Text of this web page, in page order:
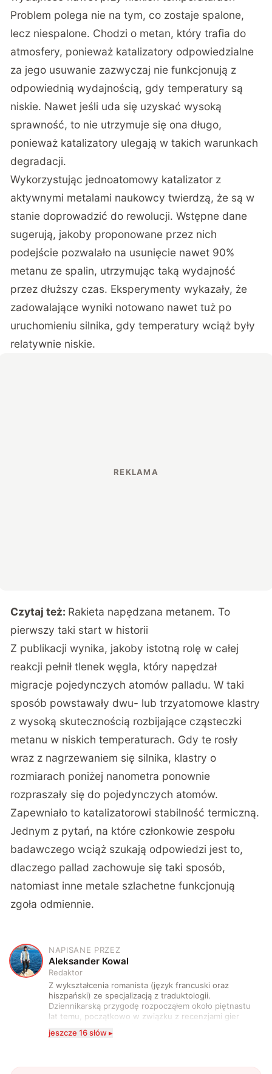
Problem polega nie na tym, co zostaje spalone,
lecz niespalone. Chodzi o metan, który trafia do
atmosfery, ponieważ katalizatory odpowiedzialne
za jego usuwanie zazwyczaj nie funkcjonują z
odpowiednią wydajnością, gdy temperatury są
niskie. Nawet jeśli uda się uzyskać wysoką
sprawność, to nie utrzymuje się ona długo,
ponieważ katalizatory ulegają w takich warunkach
degradacji.
Wykorzystując jednoatomowy katalizator z
aktywnymi metalami naukowcy twierdzą, że są w
stanie doprowadzić do rewolucji. Wstępne dane
sugerują, jakoby proponowane przez nich
podejście pozwalało na usunięcie nawet 90%
metanu ze spalin, utrzymując taką wydajność
przez dłuższy czas. Eksperymenty wykazały, że
zadowalające wyniki notowano nawet tuż po
uruchomieniu silnika, gdy temperatury wciąż były
relatywnie niskie.
Czytaj też: Rakieta napędzana metanem. To
pierwszy taki start w historii
Z publikacji wynika, jakoby istotną rolę w całej
reakcji pełnił tlenek węgla, który napędzał
migracje pojedynczych atomów palladu. W taki
sposób powstawały dwu- lub trzyatomowe klastry
z wysoką skutecznością rozbijające cząsteczki
metanu w niskich temperaturach. Gdy te rosły
wraz z nagrzewaniem się silnika, klastry o
rozmiarach poniżej nanometra ponownie
rozpraszały się do pojedynczych atomów.
Zapewniało to katalizatorowi stabilność termiczną.
Jednym z pytań, na które członkowie zespołu
badawczego wciąż szukają odpowiedzi jest to,
dlaczego pallad zachowuje się taki sposób,
natomiast inne metale szlachetne funkcjonują
zgoła odmiennie.
A
NAPISANE PRZEZ
Aleksander Kowal
Redaktor
Z wykształcenia romanista (język francuski oraz
hiszpański) ze specjalizacją z traduktologii.
Dziennikarską przygodę rozpocząłem około piętnastu
lat temu, początkowo w związku z recenzjami gier
komputerowych i filmów. Obecnie publikuję
zdecydowanie częściej na tematy związane z nauką
także uprawiać oraz oglądać sport.
jeszcze 16 słów ▸